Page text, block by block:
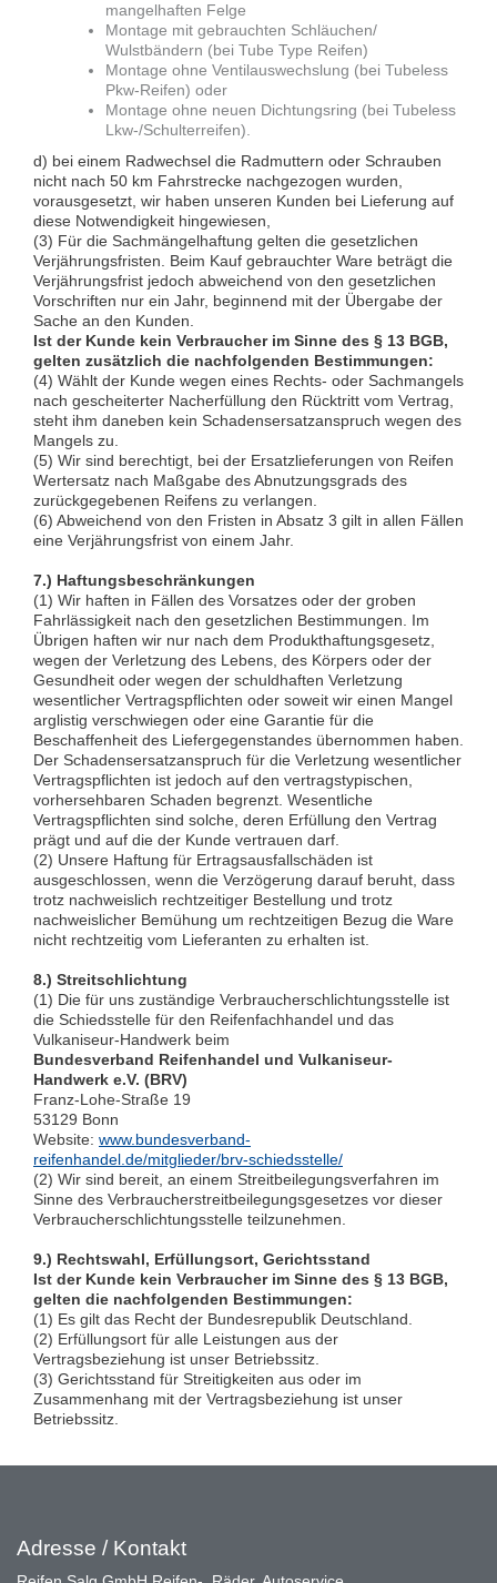
mangelhaften Felge
Montage mit gebrauchten Schläuchen/
Wulstbändern (bei Tube Type Reifen)
Montage ohne Ventilauswechslung (bei Tubeless
Pkw-Reifen) oder
Montage ohne neuen Dichtungsring (bei Tubeless
Lkw-/Schulterreifen).
d) bei einem Radwechsel die Radmuttern oder Schrauben
nicht nach 50 km Fahrstrecke nachgezogen wurden,
vorausgesetzt, wir haben unseren Kunden bei Lieferung auf
diese Notwendigkeit hingewiesen,
(3) Für die Sachmängelhaftung gelten die gesetzlichen
Verjährungsfristen. Beim Kauf gebrauchter Ware beträgt die
Verjährungsfrist jedoch abweichend von den gesetzlichen
Vorschriften nur ein Jahr, beginnend mit der Übergabe der
Sache an den Kunden.
Ist der Kunde kein Verbraucher im Sinne des § 13 BGB,
gelten zusätzlich die nachfolgenden Bestimmungen:
(4) Wählt der Kunde wegen eines Rechts- oder Sachmangels
nach gescheiterter Nacherfüllung den Rücktritt vom Vertrag,
steht ihm daneben kein Schadensersatzanspruch wegen des
Mangels zu.
(5) Wir sind berechtigt, bei der Ersatzlieferungen von Reifen
Wertersatz nach Maßgabe des Abnutzungsgrads des
zurückgegebenen Reifens zu verlangen.
(6) Abweichend von den Fristen in Absatz 3 gilt in allen Fällen
eine Verjährungsfrist von einem Jahr.
7.) Haftungsbeschränkungen
(1) Wir haften in Fällen des Vorsatzes oder der groben
Fahrlässigkeit nach den gesetzlichen Bestimmungen. Im
Übrigen haften wir nur nach dem Produkthaftungsgesetz,
wegen der Verletzung des Lebens, des Körpers oder der
Gesundheit oder wegen der schuldhaften Verletzung
wesentlicher Vertragspflichten oder soweit wir einen Mangel
arglistig verschwiegen oder eine Garantie für die
Beschaffenheit des Liefergegenstandes übernommen haben.
Der Schadensersatzanspruch für die Verletzung wesentlicher
Vertragspflichten ist jedoch auf den vertragstypischen,
vorhersehbaren Schaden begrenzt. Wesentliche
Vertragspflichten sind solche, deren Erfüllung den Vertrag
prägt und auf die der Kunde vertrauen darf.
(2) Unsere Haftung für Ertragsausfallschäden ist
ausgeschlossen, wenn die Verzögerung darauf beruht, dass
trotz nachweislich rechtzeitiger Bestellung und trotz
nachweislicher Bemühung um rechtzeitigen Bezug die Ware
nicht rechtzeitig vom Lieferanten zu erhalten ist.
8.) Streitschlichtung
(1) Die für uns zuständige Verbraucherschlichtungsstelle ist
die Schiedsstelle für den Reifenfachhandel und das
Vulkaniseur-Handwerk beim
Bundesverband Reifenhandel und Vulkaniseur-
Handwerk e.V. (BRV)
Franz-Lohe-Straße 19
53129 Bonn
Website: www.bundesverband-
reifenhandel.de/mitglieder/brv-schiedsstelle/
(2) Wir sind bereit, an einem Streitbeilegungsverfahren im
Sinne des Verbraucherstreitbeilegungsgesetzes vor dieser
Verbraucherschlichtungsstelle teilzunehmen.
9.) Rechtswahl, Erfüllungsort, Gerichtsstand
Ist der Kunde kein Verbraucher im Sinne des § 13 BGB,
gelten die nachfolgenden Bestimmungen:
(1) Es gilt das Recht der Bundesrepublik Deutschland.
(2) Erfüllungsort für alle Leistungen aus der
Vertragsbeziehung ist unser Betriebssitz.
(3) Gerichtsstand für Streitigkeiten aus oder im
Zusammenhang mit der Vertragsbeziehung ist unser
Betriebssitz.
Adresse / Kontakt